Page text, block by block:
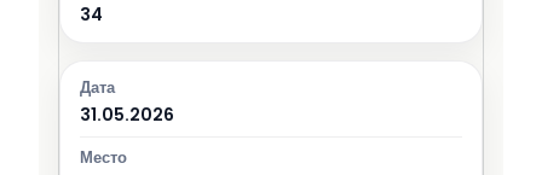
34
31.05.2026